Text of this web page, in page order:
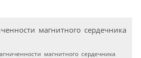
магнитного сердечника